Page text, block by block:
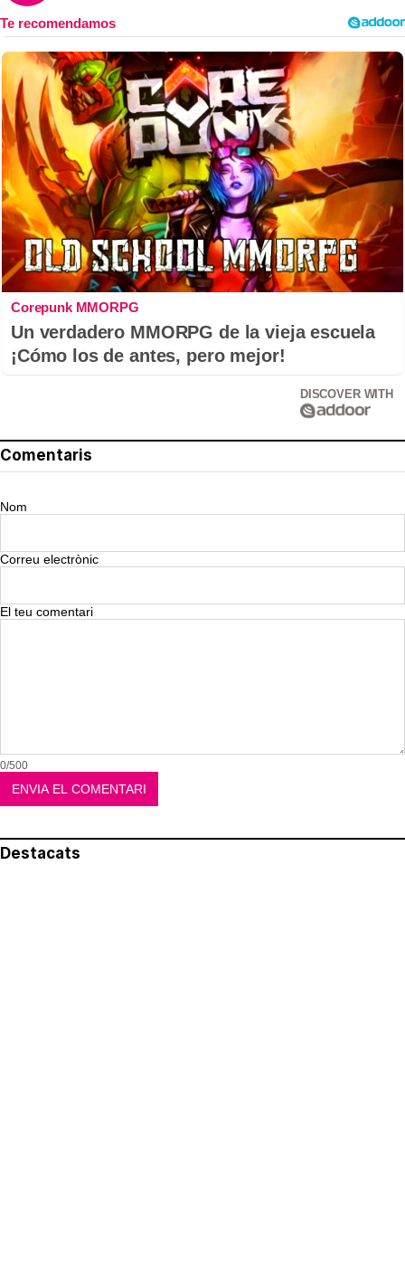
Corepunk MMORPG
Un verdadero MMORPG de la vieja escuela
¡Cómo los de antes, pero mejor!
DISCOVER WITH
Comentaris
Nom
Correu electrònic
El teu comentari
0/500
Destacats